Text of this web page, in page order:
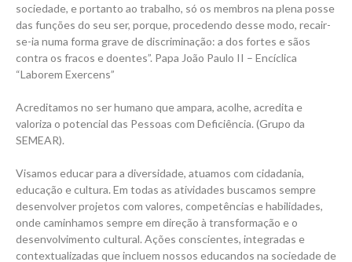
sociedade, e portanto ao trabalho, só os membros na plena posse
das funções do seu ser, porque, procedendo desse modo, recair-
se-ia numa forma grave de discriminação: a dos fortes e sãos
contra os fracos e doentes”. Papa João Paulo II – Encíclica
“Laborem Exercens”
Acreditamos no ser humano que ampara, acolhe, acredita e
valoriza o potencial das Pessoas com Deficiência. (Grupo da
SEMEAR).
Visamos educar para a diversidade, atuamos com cidadania,
educação e cultura. Em todas as atividades buscamos sempre
desenvolver projetos com valores, competências e habilidades,
onde caminhamos sempre em direção à transformação e o
desenvolvimento cultural. Ações conscientes, integradas e
contextualizadas que incluem nossos educandos na sociedade de